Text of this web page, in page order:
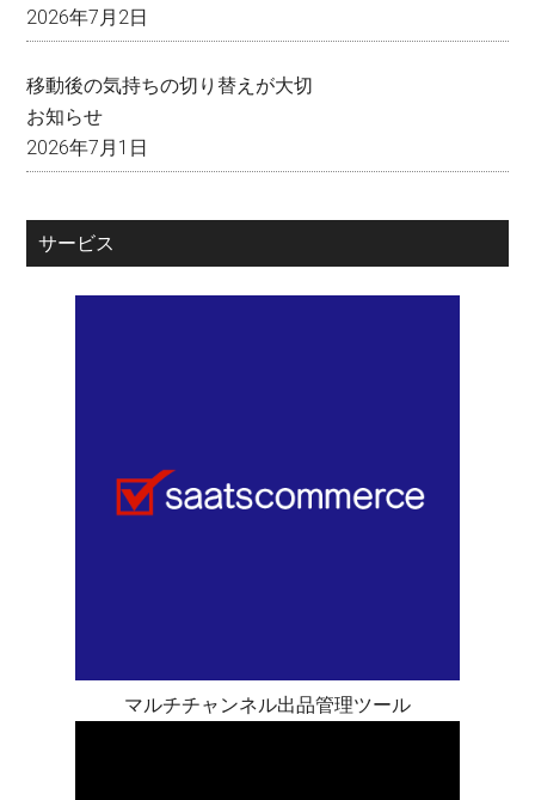
2026年7月2日
移動後の気持ちの切り替えが大切
お知らせ
2026年7月1日
サービス
マルチチャンネル出品管理ツール